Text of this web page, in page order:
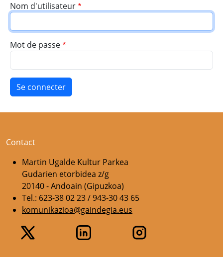
Nom d'utilisateur
Mot de passe
Contact
Martin Ugalde Kultur Parkea
Gudarien etorbidea z/g
20140 - Andoain (Gipuzkoa)
Tel.: 623-38 02 23 / 943-30 43 65
komunikazioa@gaindegia.eus